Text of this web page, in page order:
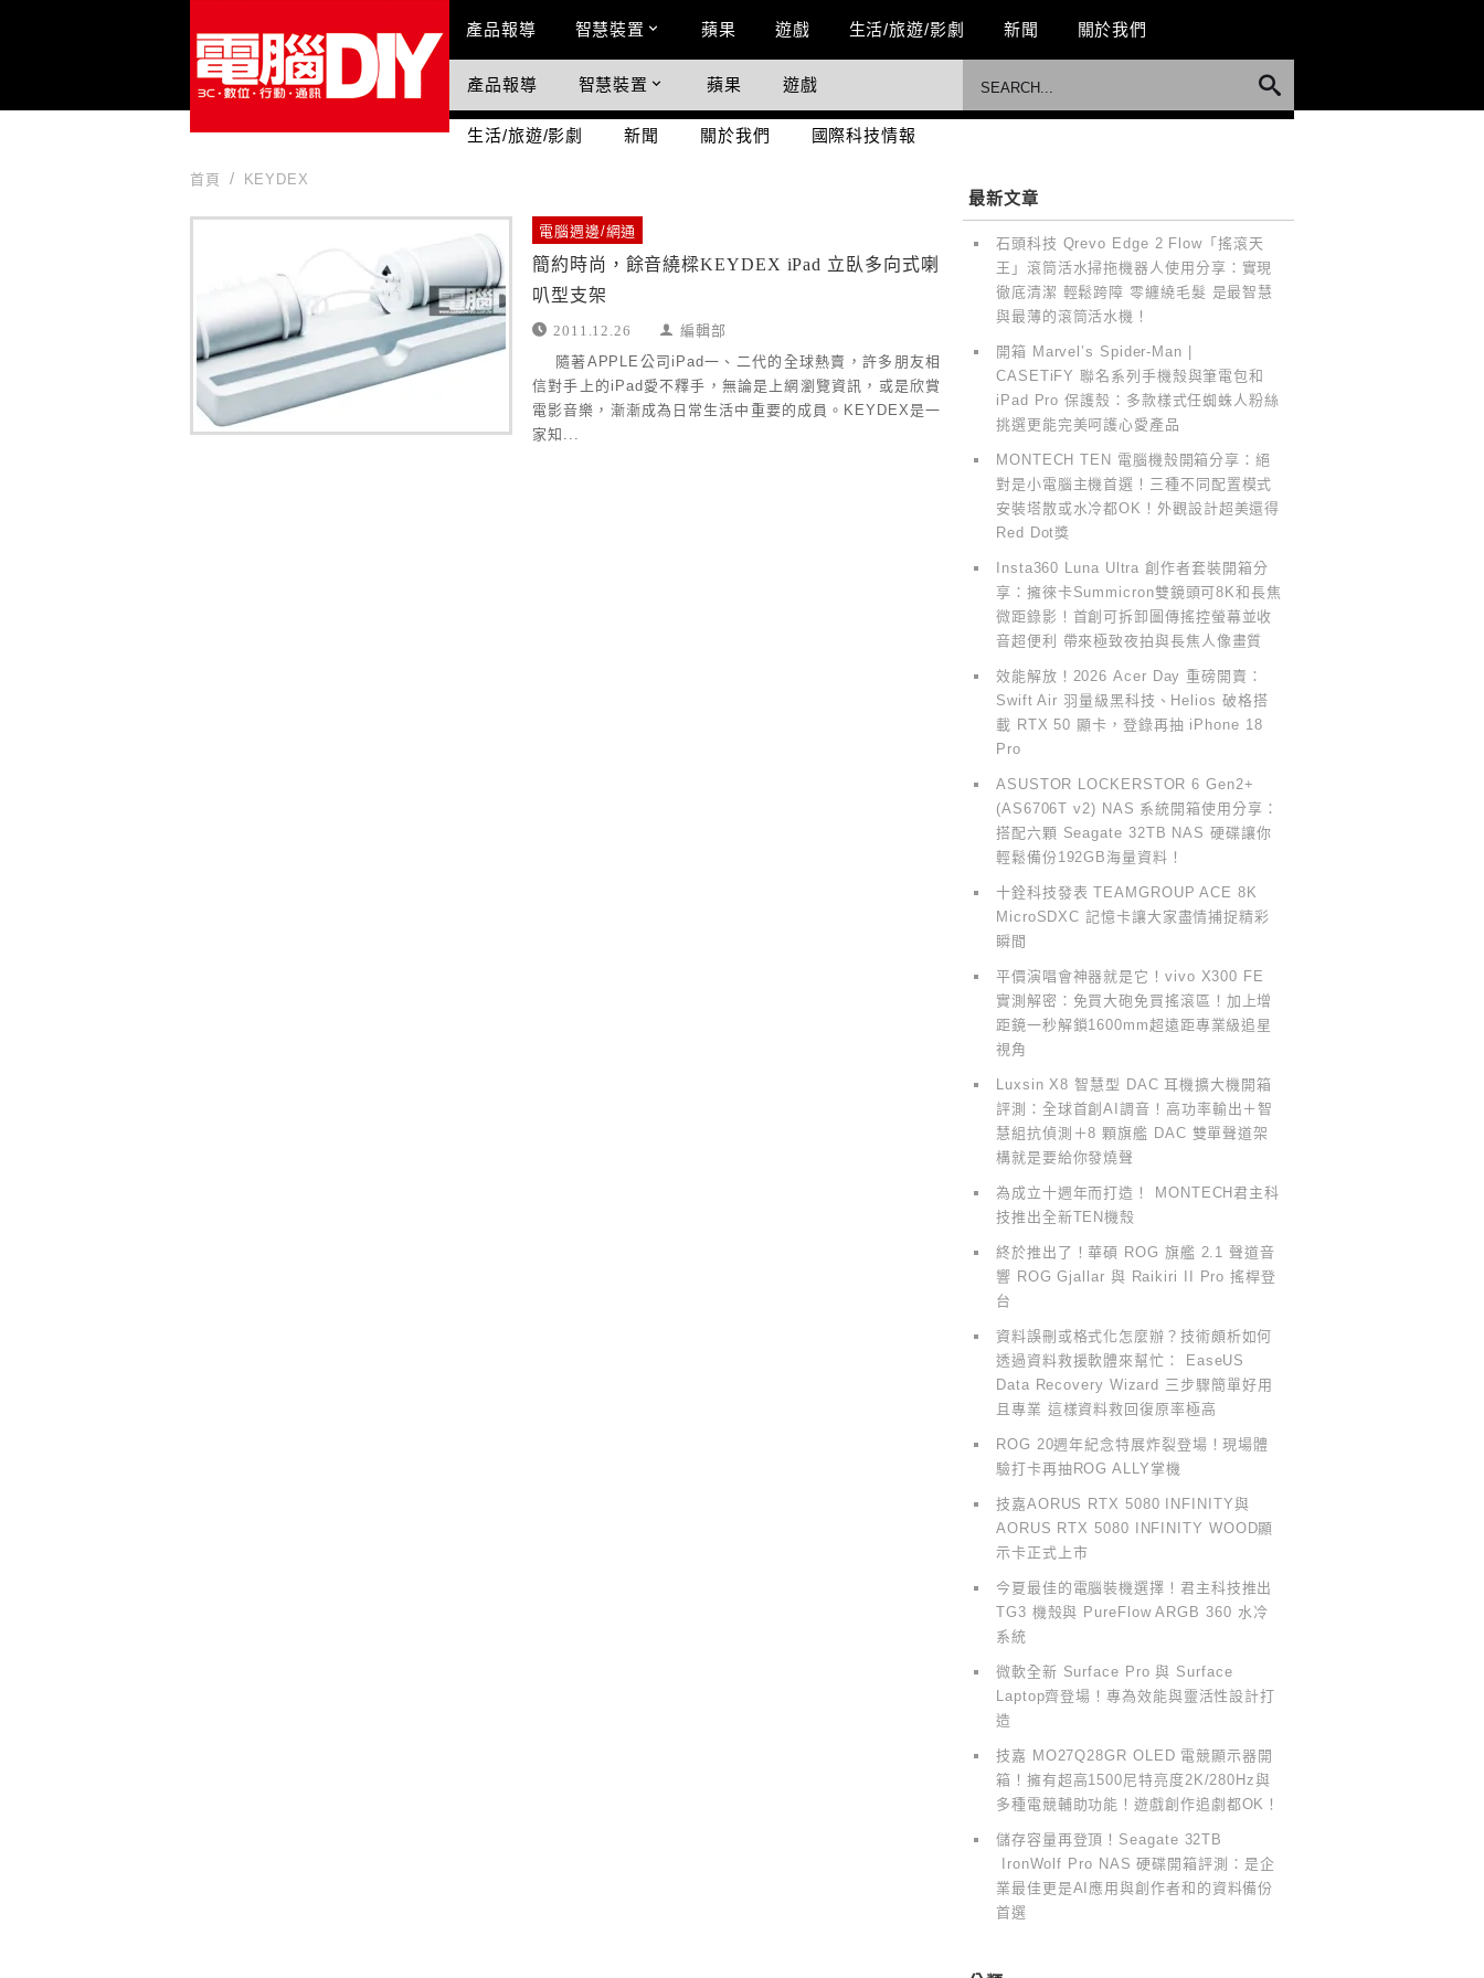
Main Menu
產品報導 智慧裝置 蘋果 遊戲 生活/旅遊/影劇 新聞 關於我們
國際科技情報
產品報導 智慧裝置 蘋果 遊戲
生活/旅遊/影劇 新聞 關於我們 國際科技情報
首頁 KEYDEX
電腦週邊/網通
簡約時尚，餘音繞樑KEYDEX iPad 立臥多向式喇
叭型支架
2011.12.26 編輯部
隨著APPLE公司iPad一、二代的全球熱賣，許多朋友相
信對手上的iPad愛不釋手，無論是上網瀏覽資訊，或是欣賞
電影音樂，漸漸成為日常生活中重要的成員。KEYDEX是一
家知...
最新文章
石頭科技 Qrevo Edge 2 Flow「搖滾天
王」滾筒活水掃拖機器人使用分享：實現
徹底清潔 輕鬆跨障 零纏繞毛髮 是最智慧
與最薄的滾筒活水機！
開箱 Marvel’s Spider-Man |
CASETiFY 聯名系列手機殼與筆電包和
iPad Pro 保護殼：多款樣式任蜘蛛人粉絲
挑選更能完美呵護心愛產品
MONTECH TEN 電腦機殼開箱分享：絕
對是小電腦主機首選！三種不同配置模式
安裝塔散或水冷都OK！外觀設計超美還得
Red Dot獎
Insta360 Luna Ultra 創作者套裝開箱分
享：擁徠卡Summicron雙鏡頭可8K和長焦
微距錄影！首創可拆卸圖傳搖控螢幕並收
音超便利 帶來極致夜拍與長焦人像畫質
效能解放！2026 Acer Day 重磅開賣：
Swift Air 羽量級黑科技、Helios 破格搭
載 RTX 50 顯卡，登錄再抽 iPhone 18
Pro
ASUSTOR LOCKERSTOR 6 Gen2+
(AS6706T v2) NAS 系統開箱使用分享：
搭配六顆 Seagate 32TB NAS 硬碟讓你
輕鬆備份192GB海量資料！
十銓科技發表 TEAMGROUP ACE 8K
MicroSDXC 記憶卡讓大家盡情捕捉精彩
瞬間
平價演唱會神器就是它！vivo X300 FE
實測解密：免買大砲免買搖滾區！加上增
距鏡一秒解鎖1600mm超遠距專業級追星
視角
Luxsin X8 智慧型 DAC 耳機擴大機開箱
評測：全球首創AI調音！高功率輸出＋智
慧組抗偵測＋8 顆旗艦 DAC 雙單聲道架
構就是要給你發燒聲
為成立十週年而打造！ MONTECH君主科
技推出全新TEN機殼
終於推出了！華碩 ROG 旗艦 2.1 聲道音
響 ROG Gjallar 與 Raikiri II Pro 搖桿登
台
資料誤刪或格式化怎麼辦？技術頗析如何
透過資料救援軟體來幫忙： EaseUS
Data Recovery Wizard 三步驟簡單好用
且專業 這樣資料救回復原率極高
ROG 20週年紀念特展炸裂登場！現場體
驗打卡再抽ROG ALLY掌機
技嘉AORUS RTX 5080 INFINITY與
AORUS RTX 5080 INFINITY WOOD顯
示卡正式上市
今夏最佳的電腦裝機選擇！君主科技推出
TG3 機殼與 PureFlow ARGB 360 水冷
系統
微軟全新 Surface Pro 與 Surface
Laptop齊登場！專為效能與靈活性設計打
造
技嘉 MO27Q28GR OLED 電競顯示器開
箱！擁有超高1500尼特亮度2K/280Hz與
多種電競輔助功能！遊戲創作追劇都OK！
儲存容量再登頂！Seagate 32TB
IronWolf Pro NAS 硬碟開箱評測：是企
業最佳更是AI應用與創作者和的資料備份
首選